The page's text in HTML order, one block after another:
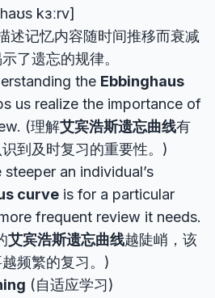
kɜːrv]
述记忆内容随时间推移而衰减
了遗忘的规律。
the Ebbinghaus
us realize the importance of
(理解艾宾浩斯遗忘曲线有
到及时复习的重要性。)
an individual’s
curve is for a particular
frequent review it needs.
艾宾浩斯遗忘曲线越陡峭，该
频繁的复习。)
(自适应学习)